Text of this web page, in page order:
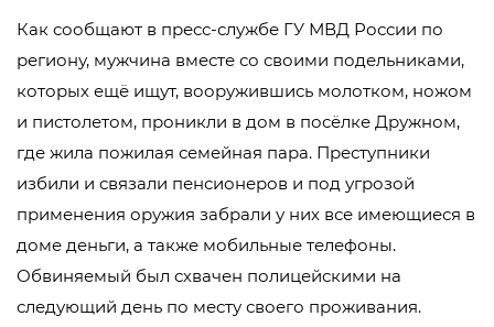
Как сообщают в пресс-службе ГУ МВД России по
региону, мужчина вместе со своими подельниками,
которых ещё ищут, вооружившись молотком, ножом
и пистолетом, проникли в дом в посёлке Дружном,
где жила пожилая семейная пара. Преступники
избили и связали пенсионеров и под угрозой
применения оружия забрали у них все имеющиеся в
доме деньги, а также мобильные телефоны.
Обвиняемый был схвачен полицейскими на
следующий день по месту своего проживания.